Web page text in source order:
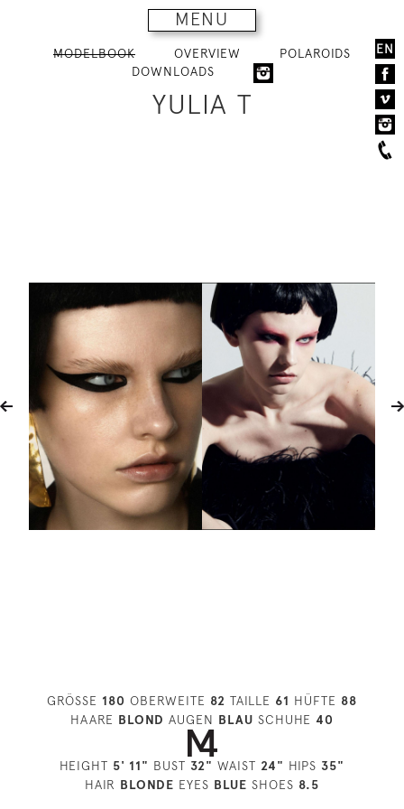
MENU
EN
MODELBOOK OVERVIEW
POLAROIDS
DOWNLOADS
YULIA T
GRÖSSE 180 OBERWEITE 82 TAILLE 61 HÜFTE 88
HAARE BLOND AUGEN BLAU SCHUHE 40
HEIGHT 5' 11" BUST 32" WAIST 24" HIPS 35"
HAIR BLONDE EYES BLUE SHOES 8.5